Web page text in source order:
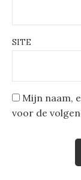
SITE
Mijn naam,
voor de